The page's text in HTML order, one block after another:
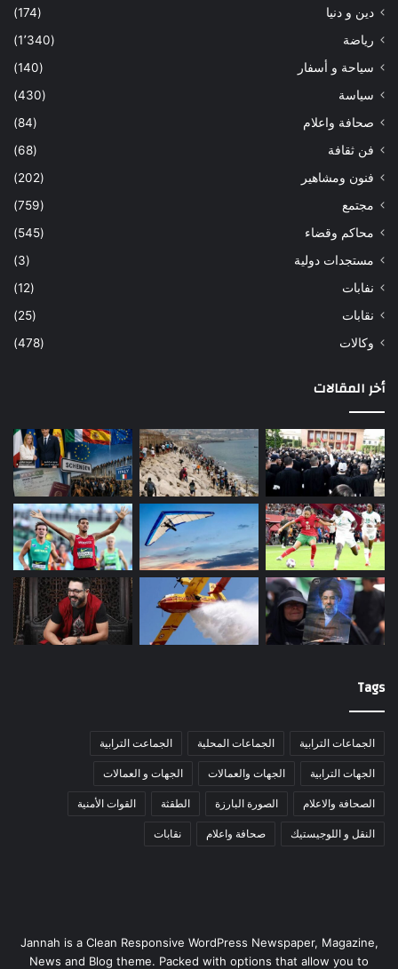
دين و دنيا
(174)
رياضة
(1٬340)
سياحة و أسفار
(140)
سياسة
(430)
صحافة واعلام
(84)
فن ثقافة
(68)
فنون ومشاهير
(202)
مجتمع
(759)
محاكم وقضاء
(545)
مستجدات دولية
(3)
نفابات
(12)
نقابات
(25)
وكالات
(478)
أخر المقالات
Tags
الجماعات الترابية الجماعات المحلية الجماعت الترابية
الجهات الترابية الجهات والعمالات الجهات و العمالات
الصحافة والاعلام الصورة البارزة الطقثة القوات الأمنية
النقل و اللوجيستيك صحافة واعلام نقابات
Jannah is a Clean Responsive WordPress Newspaper, Magazine,
News and Blog theme. Packed with options that allow you to